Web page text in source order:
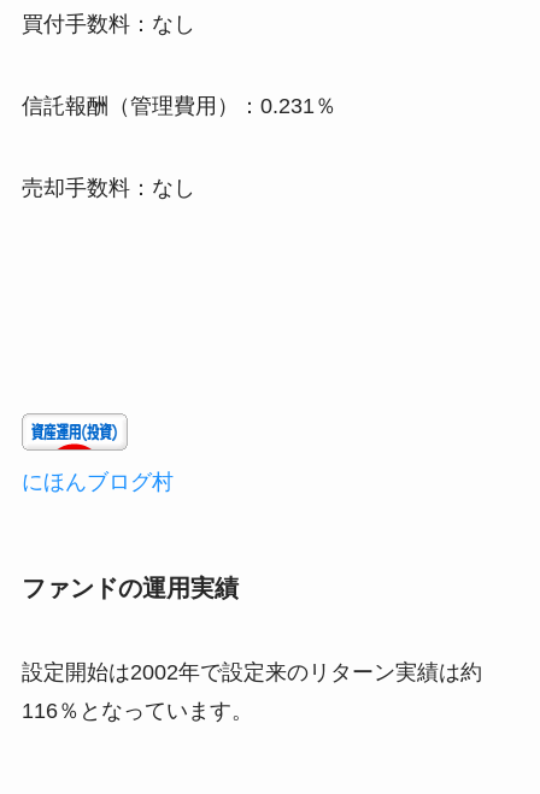
買付手数料：なし
信託報酬（管理費用）：0.231％
売却手数料：なし
にほんブログ村
ファンドの運用実績
設定開始は2002年で設定来のリターン実績は約
116％となっています。